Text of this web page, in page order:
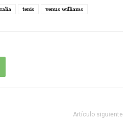
tenis venus williams
Artículo siguiente